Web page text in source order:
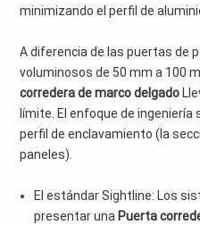
minimizando el perfil de
A diferencia de las puertas de
voluminosos de 50 mm a 100
corredera de marco delgado
límite. El enfoque de ingeniería
perfil de enclavamiento (la
paneles).
El estándar Sightline: Los
presentar una Puerta